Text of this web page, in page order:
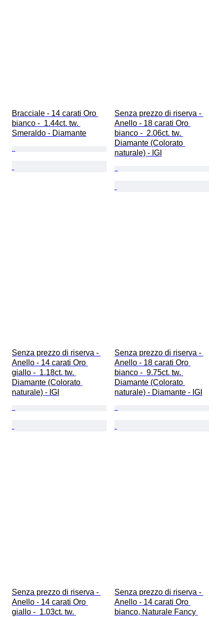
Bracciale - 14 carati Oro
bianco -  1.44ct. tw.
Smeraldo - Diamante
Senza prezzo di riserva -
Anello - 18 carati Oro
bianco -  2.06ct. tw.
Diamante (Colorato
naturale) - IGI
Senza prezzo di riserva -
Anello - 14 carati Oro
giallo -  1.18ct. tw.
Diamante (Colorato
naturale) - IGI
Senza prezzo di riserva -
Anello - 18 carati Oro
bianco -  9.75ct. tw.
Diamante (Colorato
naturale) - Diamante - IGI
Senza prezzo di riserva -
Anello - 14 carati Oro
giallo -  1.03ct. tw.
Senza prezzo di riserva -
Anello - 14 carati Oro
bianco, Naturale Fancy